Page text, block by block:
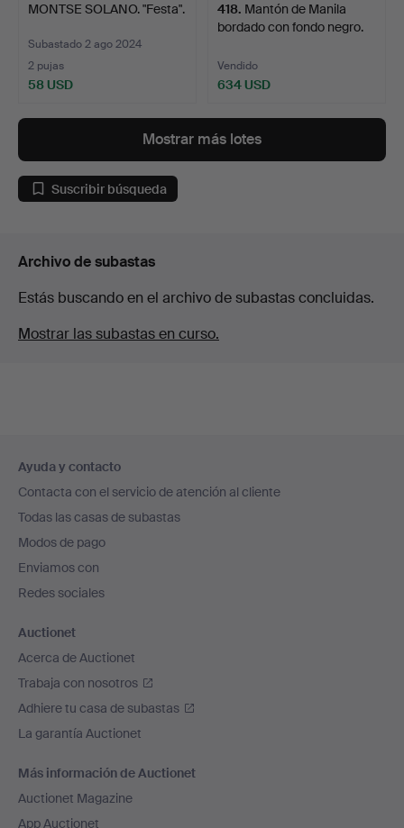
MONTSE SOLANO. "Festa".
Subastado 2 ago 2024
2 pujas
58 USD
418. Mantón de Manila
bordado con fondo negro.
Vendido
634 USD
Mostrar más lotes
Suscribir búsqueda
Archivo de subastas
Estás buscando en el archivo de subastas concluidas.
Mostrar las subastas en curso.
en
el
pie
de
página
Ayuda y contacto
Contacta con el servicio de atención al cliente
Todas las casas de subastas
Modos de pago
Enviamos con
Redes sociales
Auctionet
Acerca de Auctionet
Trabaja con nosotros
Adhiere tu casa de subastas
La garantía Auctionet
Más información de Auctionet
Auctionet Magazine
App Auctionet